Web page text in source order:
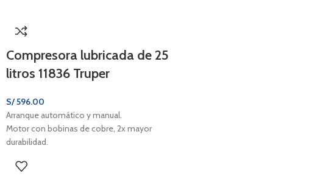
Compresora lubricada de 25
litros 11836 Truper
S/596.00
Arranque automático y manual.
Motor con bobinas de cobre, 2x mayor
durabilidad.